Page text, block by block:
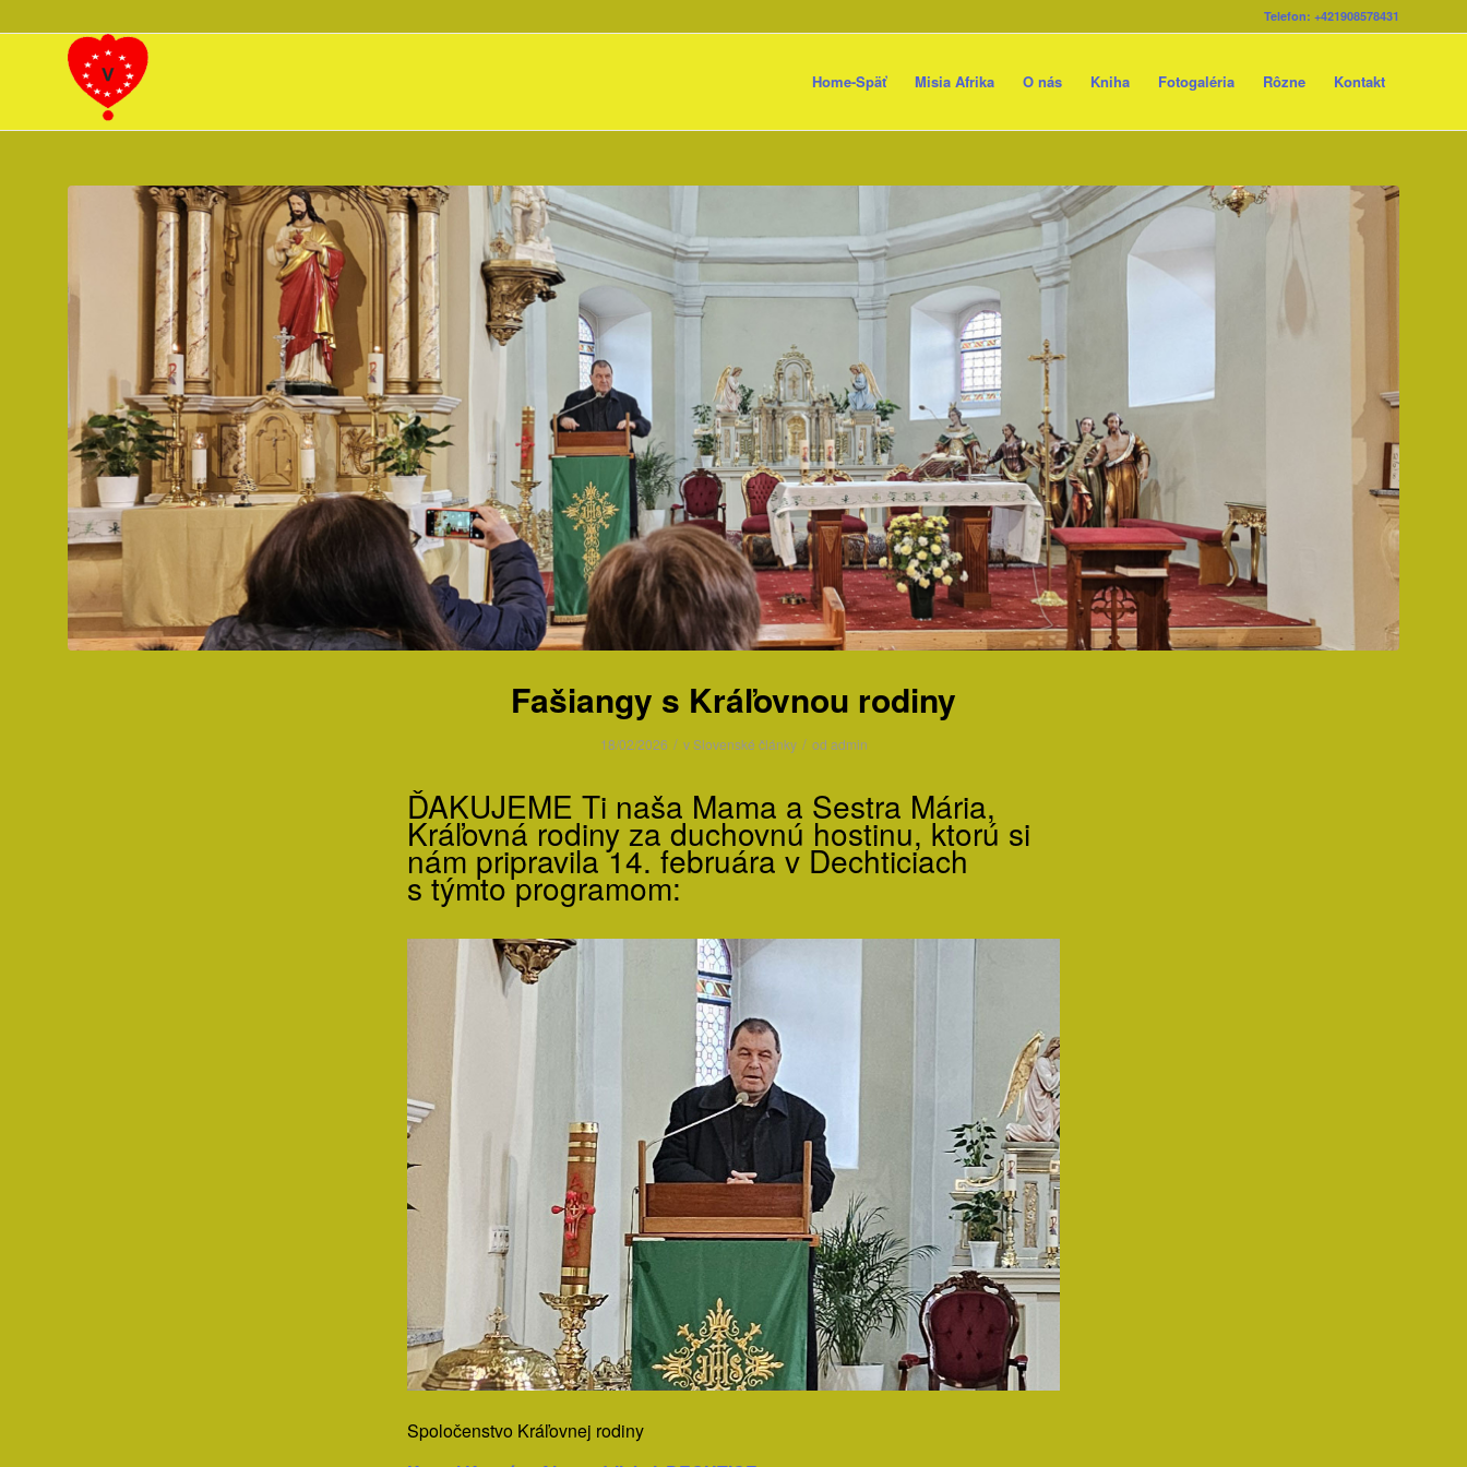
Telefon: +421908578431
Home-Späť Misia Afrika O nás Kniha Fotogaléria Rôzne Kontakt
Fašiangy s Kráľovnou rodiny
18/02/2026 / vSlovenské články / od admin
ĎAKUJEME Ti naša Mama a Sestra Mária,
Kráľovná rodiny za duchovnú hostinu, ktorú si
nám pripravila 14. februára v Dechticiach
s týmto programom:
Spoločenstvo Kráľovnej rodiny